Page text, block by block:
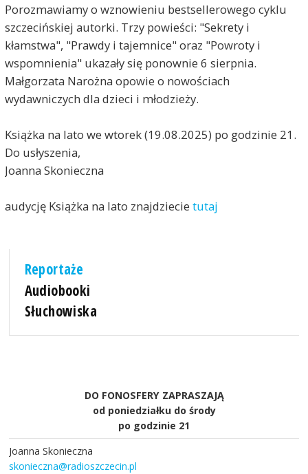
Porozmawiamy o wznowieniu bestsellerowego cyklu
szczecińskiej autorki. Trzy powieści: "Sekrety i
kłamstwa", "Prawdy i tajemnice" oraz "Powroty i
wspomnienia" ukazały się ponownie 6 sierpnia.
Małgorzata Narożna opowie o nowościach
wydawniczych dla dzieci i młodzieży.
Książka na lato we wtorek (19.08.2025) po godzinie 21.
Do usłyszenia,
Joanna Skonieczna
audycję Książka na lato znajdziecie tutaj
Reportaże
Audiobooki
Słuchowiska
DO FONOSFERY ZAPRASZAJĄ
od poniedziałku do środy
po godzinie 21
Joanna Skonieczna
skonieczna@radioszczecin.pl